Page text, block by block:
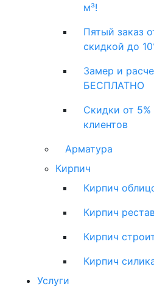
м³!
Пятый заказ
скидкой до
Замер и
БЕСПЛАТНО
Скидки от 5%
клиентов
Арматура
Кирпич
Кирпич
Кирпич
Кирпич
Кирпич
Услуги